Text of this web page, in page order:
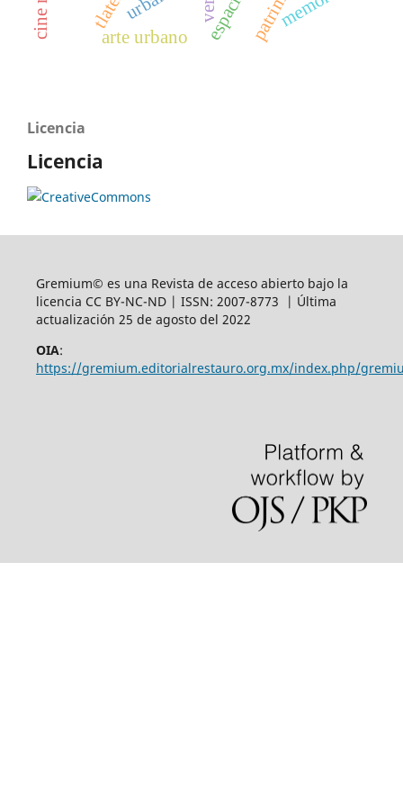
arte urbano
Licencia
Licencia
Gremium© es una Revista de acceso abierto bajo la
licencia CC BY-NC-ND | ISSN: 2007-8773 | Última
actualización 25 de agosto del 2022
OIA:
https://gremium.editorialrestauro.org.mx/index.php/